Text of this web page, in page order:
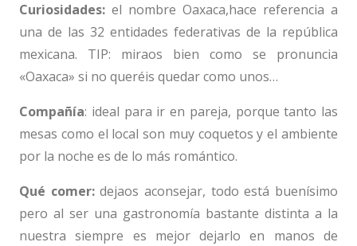
Curiosidades: el nombre Oaxaca,hace referencia a
una de las 32 entidades federativas de la república
mexicana. TIP: miraos bien como se pronuncia
«Oaxaca» si no queréis quedar como unos…
Compañía: ideal para ir en pareja, porque tanto las
mesas como el local son muy coquetos y el ambiente
por la noche es de lo más romántico.
Qué comer:dejaos aconsejar, todo está buenísimo
pero al ser una gastronomía bastante distinta a la
nuestra siempre es mejor dejarlo en manos de